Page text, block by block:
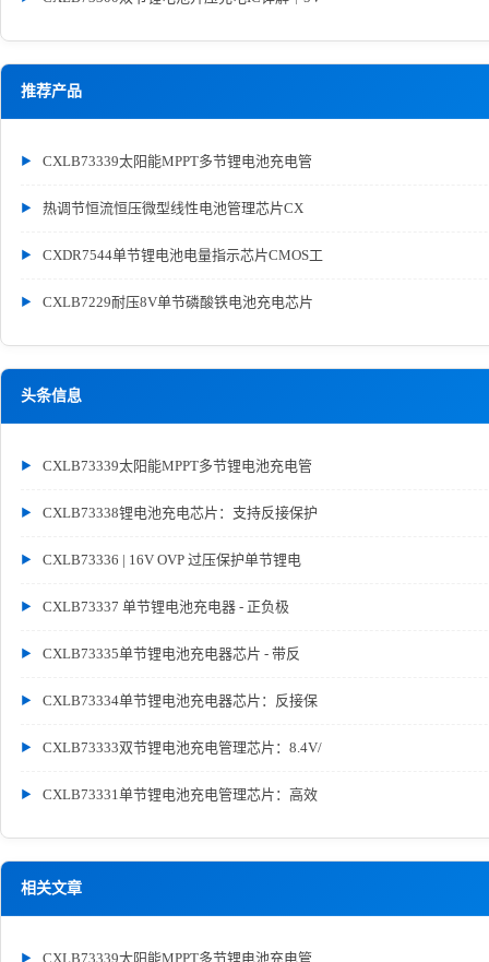
推荐产品
CXLB73339太阳能MPPT多节锂电池充电管
热调节恒流恒压微型线性电池管理芯片CX
CXDR7544单节锂电池电量指示芯片CMOS工
CXLB7229耐压8V单节磷酸铁电池充电芯片
头条信息
CXLB73339太阳能MPPT多节锂电池充电管
CXLB73338锂电池充电芯片：支持反接保护
CXLB73336 | 16V OVP 过压保护单节锂电
CXLB73337 单节锂电池充电器 - 正负极
CXLB73335单节锂电池充电器芯片 - 带反
CXLB73334单节锂电池充电器芯片：反接保
CXLB73333双节锂电池充电管理芯片：8.4V/
CXLB73331单节锂电池充电管理芯片：高效
相关文章
CXLB73339太阳能MPPT多节锂电池充电管